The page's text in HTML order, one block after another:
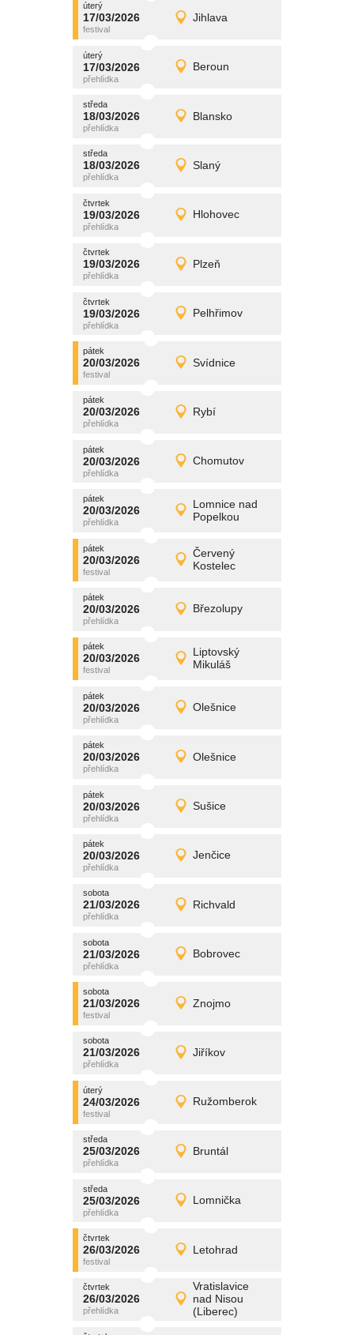
úterý
17/03/2026 Jihlava
úterý
17/03/2026 Detail
promítání
úterý
17/03/2026 Beroun
úterý
17/03/2026 Detail
promítání
středa
18/03/2026 Blansko
středa
18/03/2026 Detail
promítání
středa
18/03/2026 Slaný
středa
18/03/2026 Detail
promítání
čtvrtek
19/03/2026 Hlohovec
čtvrtek
19/03/2026 Detail
promítání
čtvrtek
19/03/2026 Plzeň
čtvrtek
19/03/2026 Detail
promítání
čtvrtek
19/03/2026 Pelhřimov
čtvrtek
19/03/2026 Detail
promítání
pátek
20/03/2026 Svídnice
pátek
20/03/2026 Detail
promítání
pátek
20/03/2026 Rybí
pátek
20/03/2026 Detail
promítání
pátek
20/03/2026 Chomutov
pátek
20/03/2026 Detail
promítání
pátek
20/03/2026
Lomnice nad
Popelkou
pátek
20/03/2026 Detail
promítání
pátek
20/03/2026
Červený
Kostelec
pátek
20/03/2026 Detail
promítání
pátek
20/03/2026 Březolupy
pátek
20/03/2026 Detail
promítání
pátek
20/03/2026
Liptovský
Mikuláš
pátek
20/03/2026 Detail
promítání
pátek
20/03/2026 Olešnice
pátek
20/03/2026 Detail
promítání
pátek
20/03/2026 Olešnice
pátek
20/03/2026 Detail
promítání
pátek
20/03/2026 Sušice
pátek
20/03/2026 Detail
promítání
pátek
20/03/2026 Jenčice
pátek
20/03/2026 Detail
promítání
sobota
21/03/2026 Richvald
sobota
21/03/2026 Detail
promítání
sobota
21/03/2026 Bobrovec
sobota
21/03/2026 Detail
promítání
sobota
21/03/2026 Znojmo
sobota
21/03/2026 Detail
promítání
sobota
21/03/2026 Jiříkov
sobota
21/03/2026 Detail
promítání
úterý
24/03/2026 Ružomberok
úterý
24/03/2026 Detail
promítání
středa
25/03/2026 Bruntál
středa
25/03/2026 Detail
promítání
středa
25/03/2026 Lomnička
středa
25/03/2026 Detail
promítání
čtvrtek
26/03/2026 Letohrad
čtvrtek
26/03/2026 Detail
promítání
čtvrtek
26/03/2026
Vratislavice
nad Nisou
(Liberec)
čtvrtek
26/03/2026 Detail
promítání